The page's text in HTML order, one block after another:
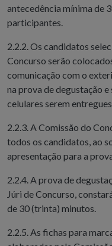
antecedência mínima de
participantes.
2.2.2. Os candidatos
Concurso serão
comunicação com o
na prova de degustação
celulares serem
2.2.3. A Comissão do
todos os candidatos, ao
apresentação para a
2.2.4. A prova de
Júri de Concurso,
de 30 (trinta) minutos.
2.2.5. As fichas para